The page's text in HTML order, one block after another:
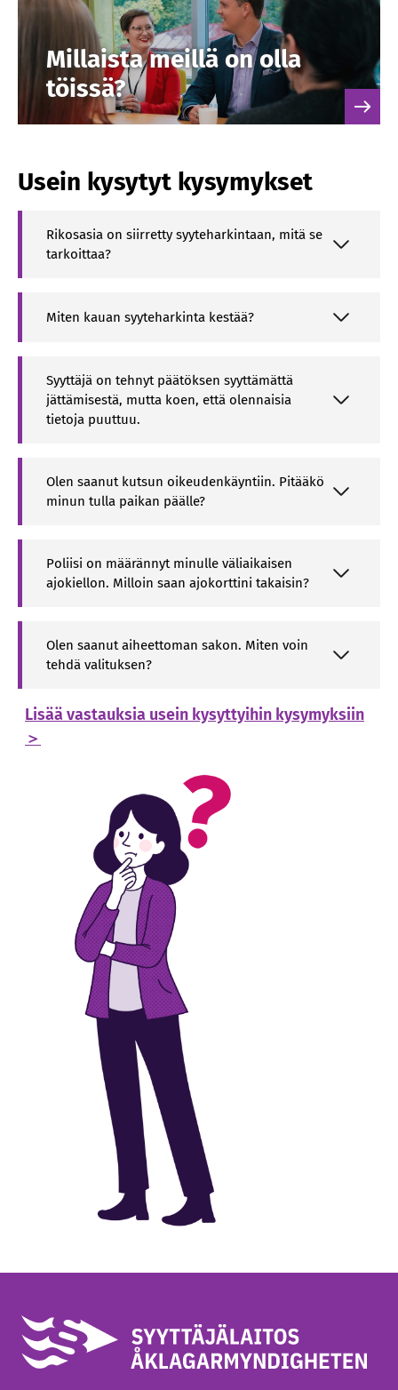
Millaista meillä on olla
töissä?
Usein kysytyt kysymykset
Rikosasia on siirretty syyteharkintaan, mitä se
tarkoittaa?
Miten kauan syyteharkinta kestää?
Syyttäjä on tehnyt päätöksen syyttämättä
jättämisestä, mutta koen, että olennaisia
tietoja puuttuu.
Olen saanut kutsun oikeudenkäyntiin. Pitääkö
minun tulla paikan päälle?
Poliisi on määrännyt minulle väliaikaisen
ajokiellon. Milloin saan ajokorttini takaisin?
Olen saanut aiheettoman sakon. Miten voin
tehdä valituksen?
Lisää vastauksia usein kysyttyihin kysymyksiin
＞